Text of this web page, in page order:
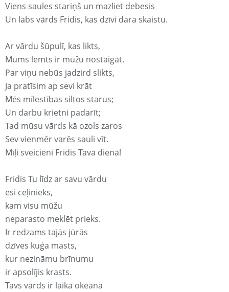
Viens saules stariņš un mazliet debesis
Un labs vārds Fridis, kas dzīvi dara skaistu.
Ar vārdu šūpulī, kas likts,
Mums lemts ir mūžu nostaigāt.
Par viņu nebūs jadzird slikts,
Ja pratīsim ap sevi krāt
Mēs mīlestības siltos starus;
Un darbu krietni padarīt;
Tad mūsu vārds kā ozols zaros
Sev vienmēr varēs sauli vīt.
Mīļi sveicieni Fridis Tavā dienā!
Fridis Tu līdz ar savu vārdu
esi ceļinieks,
kam visu mūžu
neparasto meklēt prieks.
Ir redzams tajās jūrās
dzīves kuģa masts,
kur nezināmu brīnumu
ir apsolījis krasts.
Tavs vārds ir laika okeānā